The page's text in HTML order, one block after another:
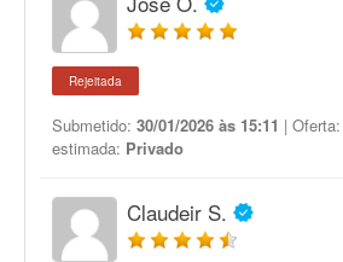
Rejeitada
Submetido: 30/01/2026 às 15:11 | Oferta:
estimada: Privado
Claudeir S.